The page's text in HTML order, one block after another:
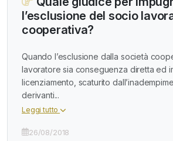
l’esclusione del socio
cooperativa?
Quando l’esclusione dalla società
lavoratore sia conseguenza diretta ed
licenziamento, scaturito
derivanti...
Leggi tutto
26/08/2018